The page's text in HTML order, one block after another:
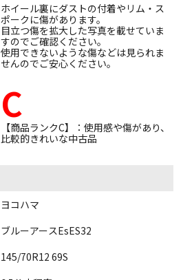
ホイール裏にダストの付着やリム・ス
ポークに傷があります。
目立つ傷を拡大した写真を載せていま
すのでご確認ください。
使用できないような傷などは見られま
せんのでご安心ください。
C
【商品ランクC】：使用感や傷があり、
比較的きれいな中古品
ヨコハマ
ブルーアースEsES32
145/70R12 69S